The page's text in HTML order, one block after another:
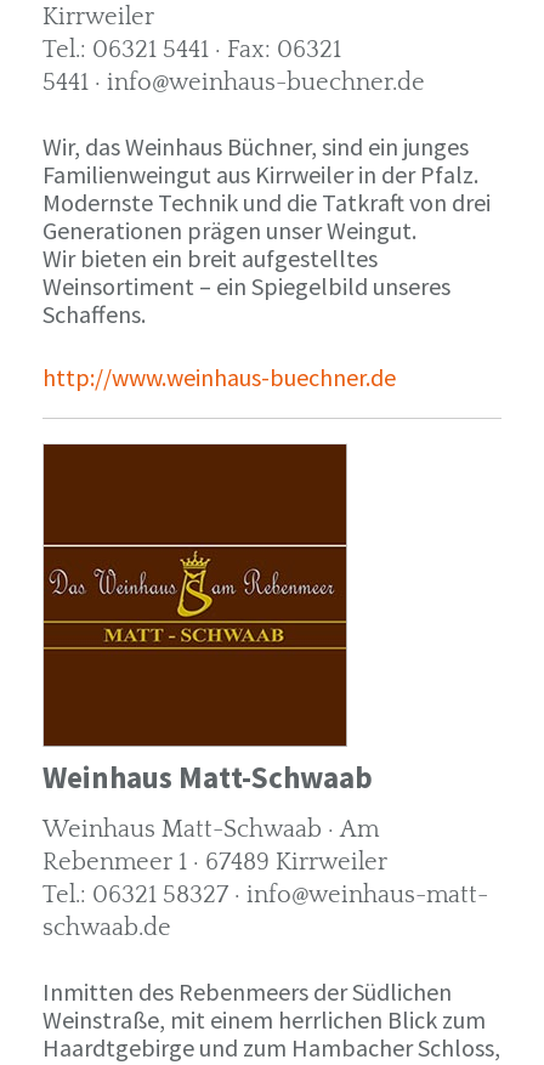
Kirrweiler
Tel.: 06321 5441 · Fax: 06321
5441 · info@weinhaus-buechner.de
Wir, das Weinhaus Büchner, sind ein junges
Familienweingut aus Kirrweiler in der Pfalz.
Modernste Technik und die Tatkraft von drei
Generationen prägen unser Weingut.
Wir bieten ein breit aufgestelltes
Weinsortiment – ein Spiegelbild unseres
Schaffens.
http://www.weinhaus-buechner.de
Weinhaus Matt-Schwaab
Weinhaus Matt-Schwaab · Am
Rebenmeer 1 · 67489 Kirrweiler
Tel.: 06321 58327 · info@weinhaus-matt-
schwaab.de
Inmitten des Rebenmeers der Südlichen
Weinstraße, mit einem herrlichen Blick zum
Haardtgebirge und zum Hambacher Schloss,